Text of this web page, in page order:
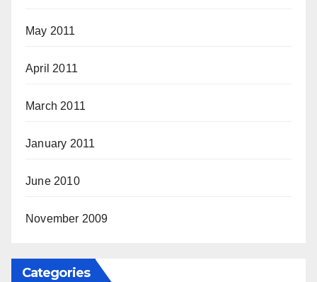
May 2011
April 2011
March 2011
January 2011
June 2010
November 2009
Categories